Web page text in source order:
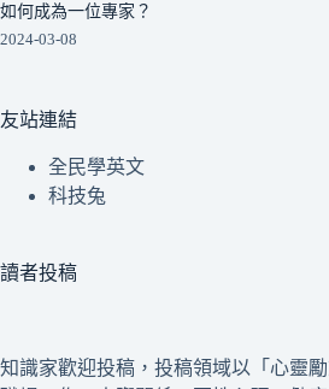
如何成為一位專家？
2024-03-08
友站連結
全民學英文
科技兔
讀者投稿
知識家歡迎投稿，投稿領域以「心靈勵